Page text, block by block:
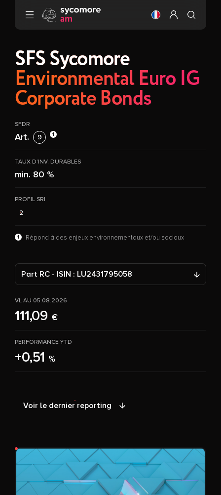
Aller au contenu
Changer laConfigurer
SFS Sycomore
Environmental Euro IG
Corporate Bonds
SFDR
Art. 9 1
TAUX D’INV. DURABLES
min. 80 %
PROFIL SRI
2
1 Répond à des enjeux environnementaux et/ou sociaux
Part RC - ISIN : LU2431795058
VL AU 05.08.2026
111,09 €
PERFORMANCE YTD
+0,51 %
Voir le dernier reporting